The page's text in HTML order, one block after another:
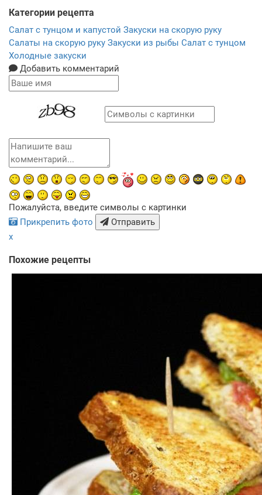
Категории рецепта
Салат с тунцом и капустой Закуски на скорую руку
Салаты на скорую руку Закуски из рыбы Салат с тунцом
Холодные закуски
Добавить комментарий
Пожалуйста, введите символы с картинки
Прикрепить фото
Отправить
x
Похожие рецепты